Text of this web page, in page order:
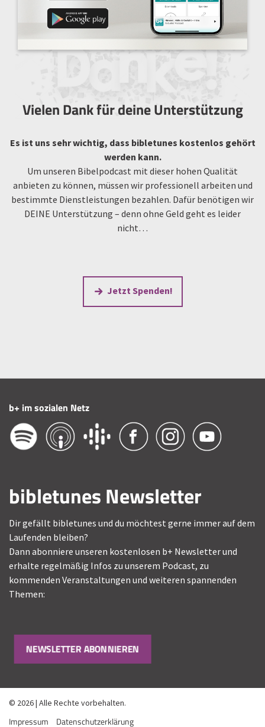
Vielen Dank für deine Unterstützung
Es ist uns sehr wichtig, dass bibletunes kostenlos gehört
werden kann.
Um unseren Bibelpodcast mit dieser hohen Qualität
anbieten zu können, müssen wir professionell arbeiten und
bestimmte Dienstleistungen bezahlen. Dafür benötigen wir
DEINE Unterstützung – denn ohne Geld geht es leider
nicht…
Jetzt Spenden!
b+ im sozialen Netz
bibletunes Newsletter
Dir gefällt bibletunes und du möchtest gerne immer auf dem
Laufenden bleiben?
Dann abonniere unseren kostenlosen b+ Newsletter und
erhalte regelmäßig Infos zu unserem Podcast, zu
kommenden Veranstaltungen und weiteren spannenden
Themen:
NEWSLETTER ABONNIEREN
© 2026 | Alle Rechte vorbehalten.
Impressum Datenschutzerklärung